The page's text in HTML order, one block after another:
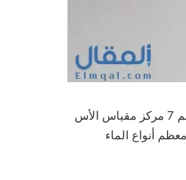
يعد الماء السائل الوحيد المتعادل، وفي أنقى صوره، يكون الرقم الهيدروجيني pH للماء 7، ويعد الرقم 7 مركز مقياس الأس
أنواع الماء